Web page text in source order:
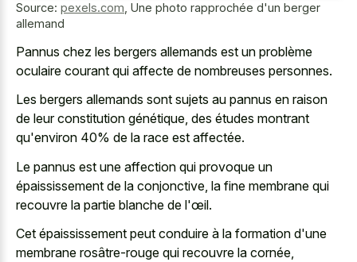
Source: pexels.com Une photo rapprochée d'un berger
allemand
Pannus chez les bergers allemands est un problème
oculaire courant qui affecte de nombreuses personnes.
Les bergers allemands sont sujets au pannus en raison
de leur constitution génétique, des études montrant
qu'environ 40% de la race est affectée.
Le pannus est une affection qui provoque un
épaississement de la conjonctive, la fine membrane qui
recouvre la partie blanche de l'œil.
Cet épaississement peut conduire à la formation d'une
membrane rosâtre-rouge qui recouvre la cornée,